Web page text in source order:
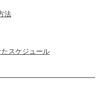
法
スケジュール